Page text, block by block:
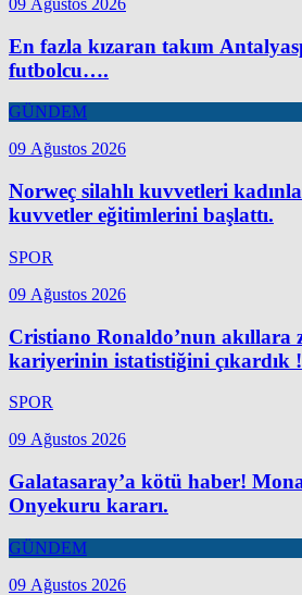
09 Ağustos 2026
En fazla kızaran takım
futbolcu….
GÜNDEM
09 Ağustos 2026
Norweç silahlı kuvvetleri
kuvvetler eğitimlerini başlattı.
SPOR
09 Ağustos 2026
Cristiano Ronaldo’nun akıllara
kariyerinin istatistiğini çıkardık !
SPOR
09 Ağustos 2026
Galatasaray’a kötü haber!
Onyekuru kararı.
GÜNDEM
09 Ağustos 2026